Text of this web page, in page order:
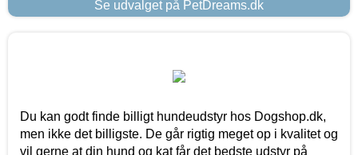
Se udvalget på PetDreams.dk
Du kan godt finde billigt hundeudstyr hos Dogshop.dk,
men ikke det billigste. De går rigtig meget op i kvalitet og
vil gerne at din hund og kat får det bedste udstyr på